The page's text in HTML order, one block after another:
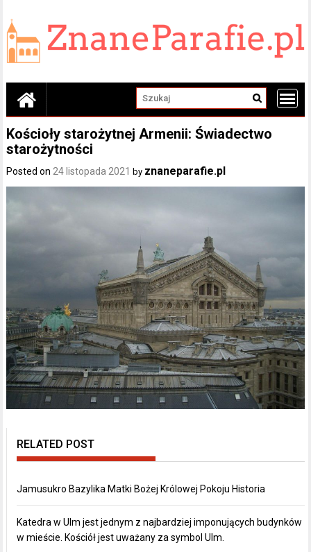
content
Kościoły starożytnej Armenii: Świadectwo
starożytności
Posted on 24 listopada 2021 by znaneparafie.pl
RELATED POST
Jamusukro Bazylika Matki Bożej Królowej Pokoju Historia
Katedra w Ulm jest jednym z najbardziej imponujących budynków
w mieście. Kościół jest uważany za symbol Ulm.